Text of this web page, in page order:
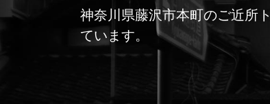
神奈川県藤沢市本町のご近所
ています。